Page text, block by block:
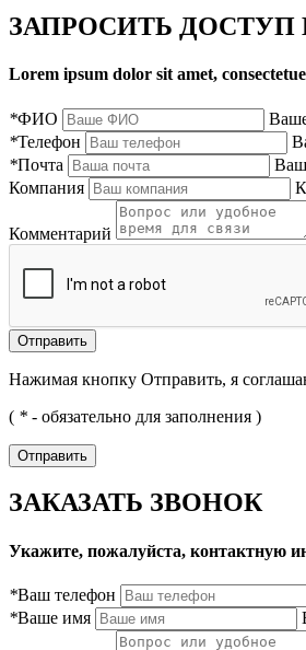
ЗАПРОСИТЬ ДОСТУП В
Lorem ipsum dolor sit amet,
*ФИО
*Телефон
*Почта
Компания
Комментарий
Нажимая кнопку Отправить, я
( * - обязательно для заполнения )
ЗАКАЗАТЬ ЗВОНОК
Укажите, пожалуйста, контактную
*Ваш телефон
*Ваше имя